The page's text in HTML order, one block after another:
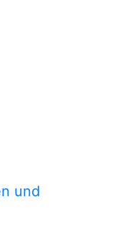
und